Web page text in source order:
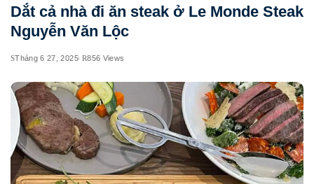
Dắt cả nhà đi ăn steak ở Le Monde Steak
Nguyễn Văn Lộc
Tháng 6 27, 2025 856 Views